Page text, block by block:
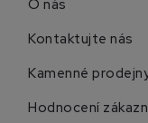
O nás
Kontaktujte nás
Kamenné
Hodnocení